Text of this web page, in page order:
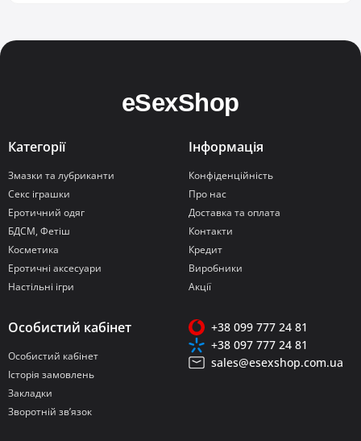
Категорії
Змазки та лубриканти
Секс іграшки
Еротичний одяг
БДСМ, Фетіш
Косметика
Еротичні аксесуари
Настільні ігри
Інформація
Конфіденційність
Про нас
Доставка та оплата
Контакти
Кредит
Виробники
Акції
Особистий кабінет
Особистий кабінет
Історія замовлень
Закладки
Зворотній зв’язок
+38 099 777 24 81
+38 097 777 24 81
sales@esexshop.com.ua